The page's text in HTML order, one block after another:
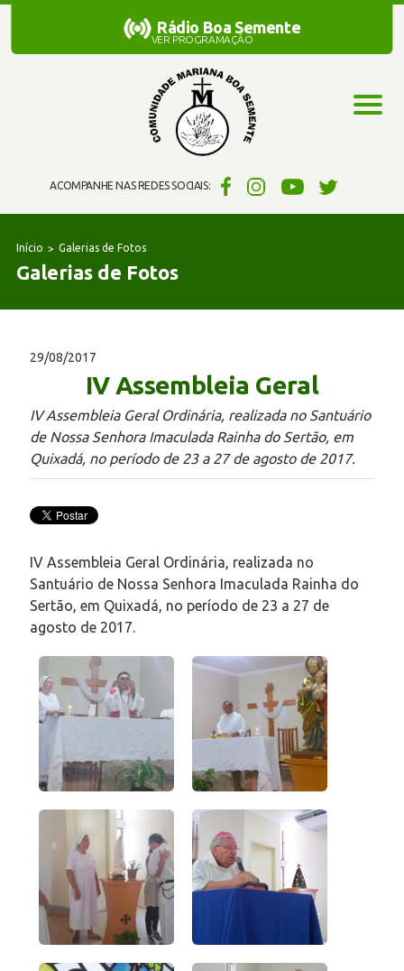
ACOMPANHE NAS REDES SOCIAIS:
Rádio Boa Semente
Rádio Boa Semente
VER PROGRAMAÇÃO
Início Galerias de Fotos
Galerias de Fotos
29/08/2017
IV Assembleia Geral
IV Assembleia Geral Ordinária, realizada no Santuário
de Nossa Senhora Imaculada Rainha do Sertão, em
Quixadá, no período de 23 a 27 de agosto de 2017.
IV Assembleia Geral Ordinária, realizada no
Santuário de Nossa Senhora Imaculada Rainha do
Sertão, em Quixadá, no período de 23 a 27 de
agosto de 2017.